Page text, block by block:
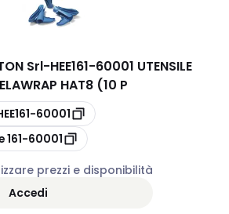
Srl-HEE161-60001 UTENSILE
HAT8 (10 P
60001
161-60001
prezzi e disponibilità
Accedi